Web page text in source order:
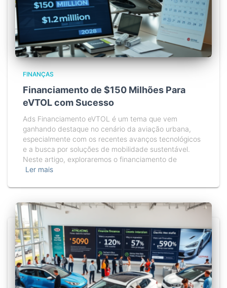
FINANÇAS
Financiamento de $150 Milhões Para
eVTOL com Sucesso
Ads Financiamento eVTOL é um tema que vem
ganhando destaque no cenário da aviação urbana,
especialmente com os recentes avanços tecnológicos
e a busca por soluções de mobilidade sustentável.
Neste artigo, exploraremos o financiamento de
Ler mais